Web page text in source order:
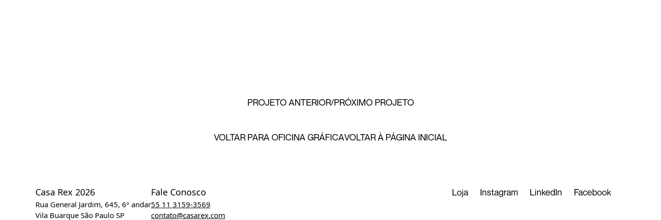
PROJETO ANTERIOR PRÓXIMO PROJETO
VOLTAR PARA OFICINA GRÁFICAVOLTAR À PÁGINA INICIAL
Casa Rex 2026
Rua General Jardim, 645, 6º andar
Vila Buarque São Paulo SP
Fale Conosco
55 11 3159-3569
contato@casarex.com
Loja Instagram LinkedIn Facebook